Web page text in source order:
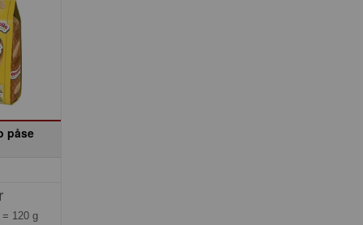
påse
= 120 g